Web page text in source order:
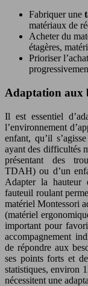
Fabriquer une
matériaux de
Acheter du
étagères,
Prioriser
Adaptation aux
Il est essentiel
l’environnement
enfant, qu’il
ayant des difficultés
présentant des
TDAH) ou d’un
Adapter la hauteur
fauteuil roulant
matériel Montessori
(matériel
important pour
accompagnement
de répondre aux
ses points forts et
statistiques, environ
nécessitent une